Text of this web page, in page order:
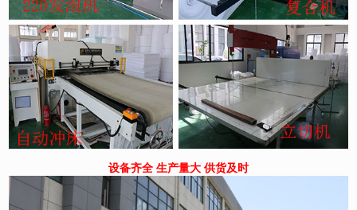
设备齐全 生产量大 供货及时